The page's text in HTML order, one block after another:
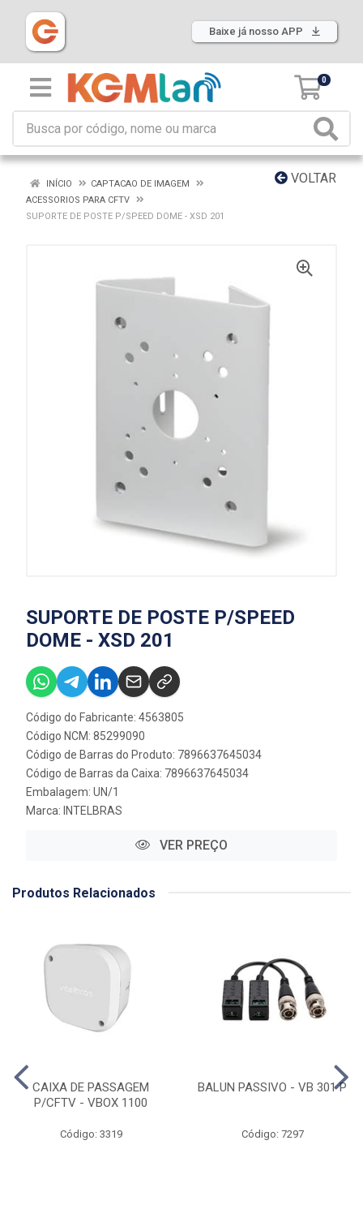
Baixe já nosso APP
0
VOLTAR
INÍCIO
CAPTACAO DE IMAGEM
ACESSORIOS PARA CFTV
SUPORTE DE POSTE P/SPEED DOME - XSD 201
SUPORTE DE POSTE P/SPEED
DOME - XSD 201
Código do Fabricante: 4563805
Código NCM: 85299090
Código de Barras do Produto: 7896637645034
Código de Barras da Caixa: 7896637645034
Embalagem: UN/1
Marca: INTELBRAS
VER PREÇO
Produtos Relacionados
CAIXA DE PASSAGEM
P/CFTV - VBOX 1100
Código: 3319
BALUN PASSIVO - VB 301 P
Código: 7297